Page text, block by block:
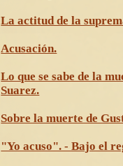
La actitud de la
Acusación.
Lo que se sabe de la
Suarez.
Sobre la muerte de
"Yo acuso". - Bajo el